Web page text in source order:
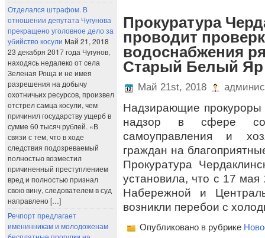
Отделался штрафом. В
отношении депутата Чугунова
прекращено уголовное дело за
убийство косули Май 21, 2018
23 декабря 2017 года Чугунов,
находясь недалеко от села
Зеленая Роща и не имея
разрешения на добычу
охотничьих ресурсов, произвел
отстрел самца косули, чем
причинил государству ущерб в
сумме 60 тысяч рублей. «В
связи с тем, что в ходе
следствия подозреваемый
полностью возместил
причиненный преступлением
вред и полностью признал
свою вину, следователем в суд
направлено […]
Речпорт предлагает
именинникам и молодоженам
Прокуратура
проводит
водоснабжения
Старый Белый Яр
Май 21st, 2018
Надзирающие прокуроры
надзор в сфере
самоуправления и
граждан на
Прокуратура
установила, что с 17
Набережной и
возникли перебои с
Опубликовано в рубрике